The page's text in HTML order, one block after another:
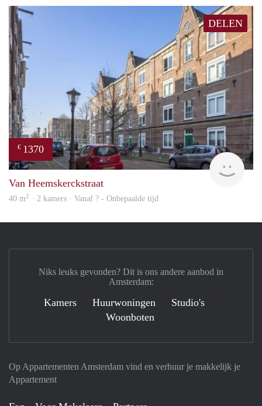
DELEN
€ 1370
Van Heemskerckstraat
40 m2 · 2 kamers · Vanaf ? - Onbepaalde tijd
Op Appartementen Amsterdam vind en verhuur je makkelijk je
Appartement
Niks leuks gevonden? Dit is ons andere aanbod in
Amsterdam:
Kamers Huurwoningen
Studio's
Woonboten